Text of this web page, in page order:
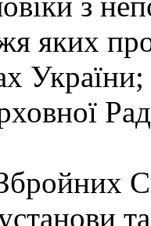
яких
України;